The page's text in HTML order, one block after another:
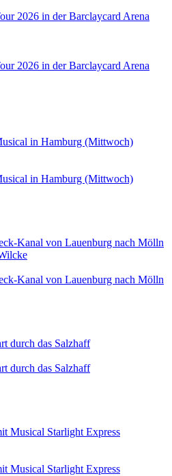
2026 in der Barclaycard Arena
2026 in der Barclaycard Arena
in Hamburg (Mittwoch)
in Hamburg (Mittwoch)
Kanal von Lauenburg nach Mölln
Kanal von Lauenburg nach Mölln
durch das Salzhaff
durch das Salzhaff
Musical Starlight Express
Musical Starlight Express